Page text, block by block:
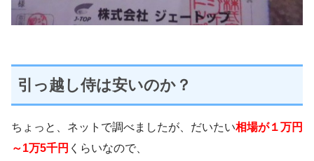
引っ越し侍は安いのか？
ちょっと、ネットで調べましたが、だいたい相場が１万円
～1万5千円 くらいなので、